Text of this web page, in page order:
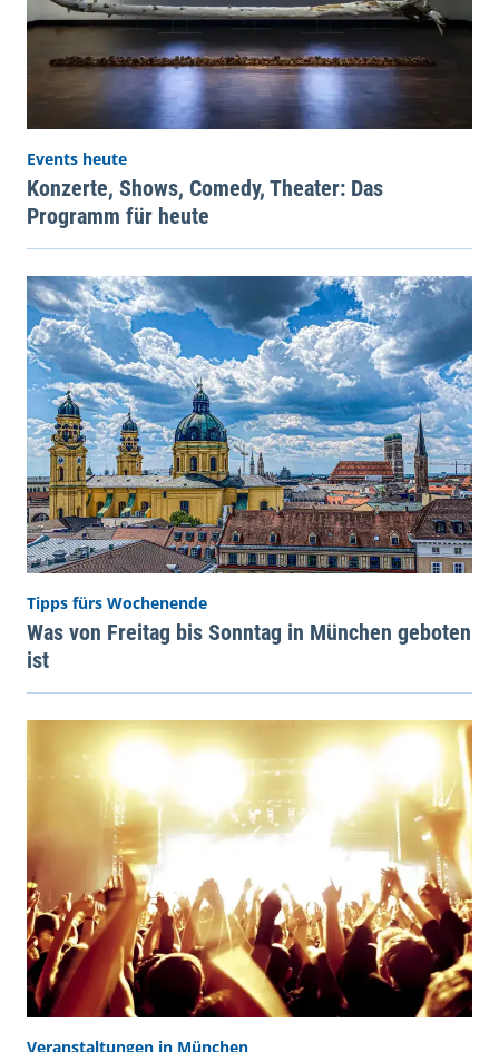
Events heute
Konzerte, Shows, Comedy, Theater: Das
Programm für heute
Tipps fürs Wochenende
Was von Freitag bis Sonntag in München geboten
ist
Veranstaltungen in München